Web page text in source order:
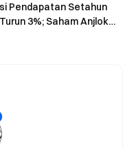
Pendapatan Setahun
3%; Saham Anjlok